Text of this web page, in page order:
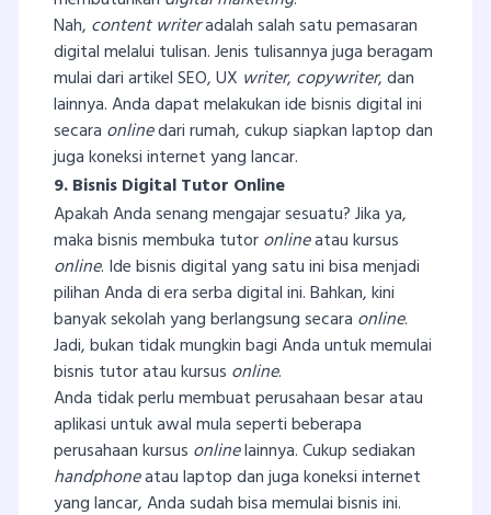
Nah, content writeradalah salah satu pemasaran
digital melalui tulisan. Jenis tulisannya juga beragam
mulai dari artikel SEO, UX writer, copywriter, dan
lainnya. Anda dapat melakukan ide bisnis digital ini
secara onlinedari rumah, cukup siapkan laptop dan
juga koneksi internet yang lancar.
9. Bisnis Digital Tutor Online
Apakah Anda senang mengajar sesuatu? Jika ya,
maka bisnis membuka tutoronlineatau kursus
online. Ide bisnis digital yang satu ini bisa menjadi
pilihan Anda di era serba digital ini. Bahkan, kini
banyak sekolah yang berlangsung secara online.
Jadi, bukan tidak mungkin bagi Anda untuk memulai
bisnis tutor atau kursus online.
Anda tidak perlu membuat perusahaan besar atau
aplikasi untuk awal mula seperti beberapa
perusahaan kursus onlinelainnya. Cukup sediakan
handphoneatau laptop dan juga koneksi internet
yang lancar, Anda sudah bisa memulai bisnis ini.